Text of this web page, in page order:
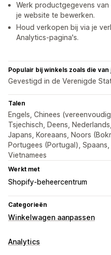
Werk productgegevens
je website te bewerken.
Houd verkopen bij via je
Analytics-pagina's.
Populair bij winkels zoals die van
Gevestigd in de Verenigde
Talen
Engels, Chinees
Tsjechisch, Deens,
Japans, Koreaans, Noors
Portugees (Portugal),
Vietnamees
Werkt met
Shopify-beheercentrum
Categorieën
Winkelwagen aanpassen
Analytics